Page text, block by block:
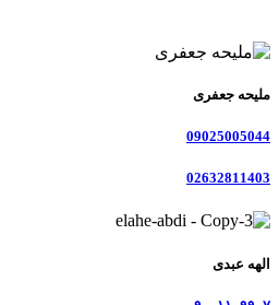
ملیحه جعفری
09025005044
02632811403
الهه عبدی